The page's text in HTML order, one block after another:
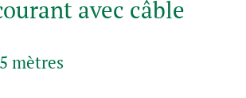
avec câble
mètres